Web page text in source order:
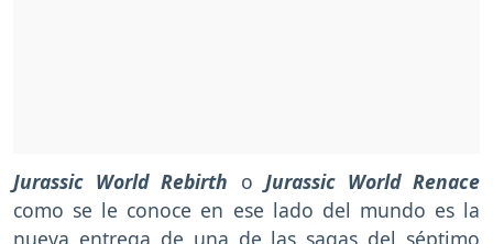
Jurassic World Rebirth o Jurassic World Renace
como se le conoce en ese lado del mundo es la